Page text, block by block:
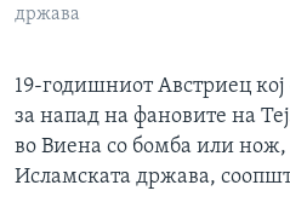
држава
19-годишниот Австриец
за напад на фановите на
во Виена со бомба или
Исламската држава,